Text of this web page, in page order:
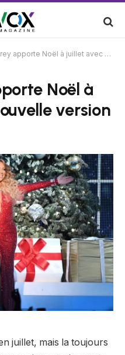
Noël à juillet avec une nouvelle version
Noël à
version
juillet, mais la toujours